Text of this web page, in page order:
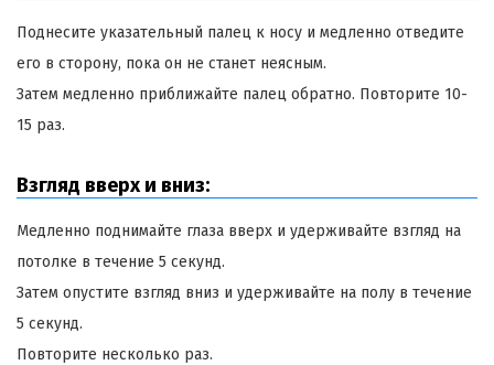
Поднесите указательный палец к носу и медленно отведите
его в сторону, пока он не станет неясным.
Затем медленно приближайте палец обратно. Повторите 10-
15 раз.
Взгляд вверх и вниз:
Медленно поднимайте глаза вверх и удерживайте взгляд на
потолке в течение 5 секунд.
Затем опустите взгляд вниз и удерживайте на полу в течение
5 секунд.
Повторите несколько раз.